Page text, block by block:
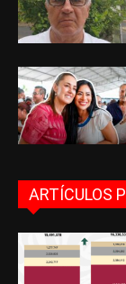
ARTÍCULOS